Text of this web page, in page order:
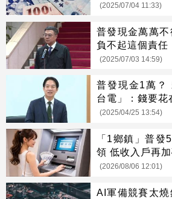
(2025/07/04 11:33)
普發現金萬萬
負不起這個責任
(2025/07/03 14:59)
普發現金1萬？
台電」：錢要花
(2025/04/25 13:54)
「1鄉鎮」普發
領 低收入戶再
(2026/08/06 12:01)
AI軍備競賽太